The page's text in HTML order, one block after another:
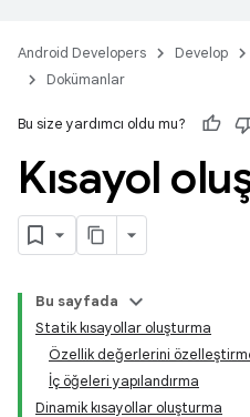
Android Developers Develop
Dokümanlar
Bu size yardımcı oldu mu?
Kısayol
Bu sayfada
Statik kısayollar oluşturma
Özellik değerlerini
İç öğeleri yapılandırma
Dinamik kısayollar oluşturma